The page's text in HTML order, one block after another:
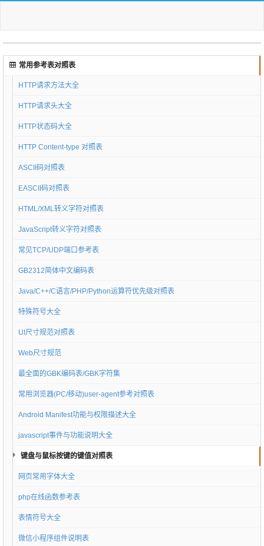
常用参考表对照表
HTTP请求方法大全
HTTP请求头大全
HTTP状态码大全
HTTP Content-type 对照表
ASCII码对照表
EASCII码对照表
HTML/XML转义字符对照表
JavaScript转义字符对照表
常见TCP/UDP端口参考表
GB2312简体中文编码表
Java/C++/C语言/PHP/Python运算符优先级对照表
特殊符号大全
UI尺寸规范对照表
Web尺寸规范
最全面的GBK编码表/GBK字符集
常用浏览器(PC/移动)user-agent参考对照表
Android Manifest功能与权限描述大全
javascript事件与功能说明大全
键盘与鼠标按键的键值对照表
网页常用字体大全
php在线函数参考表
表情符号大全
微信小程序组件说明表